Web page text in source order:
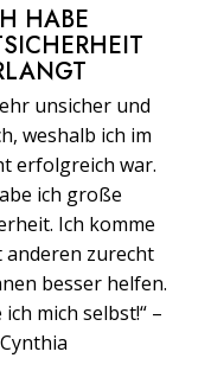
HABE
unsicher und
weshalb ich im
erfolgreich war.
ich große
Ich komme
anderen zurecht
besser helfen.
mich selbst!“ –
Cynthia